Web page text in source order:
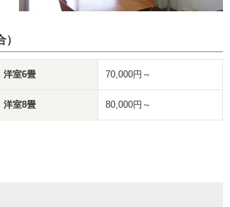
洋室6畳 70,000円～
洋室8畳 80,000円～